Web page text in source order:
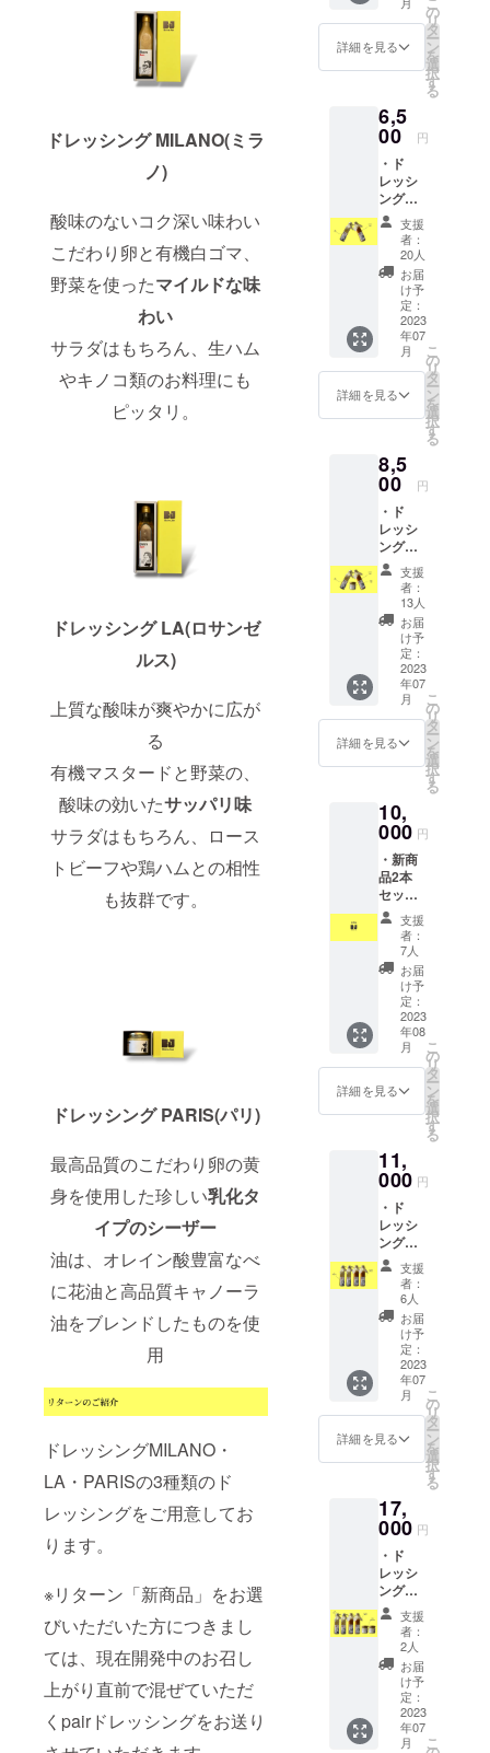
ドレッシング MILANO(ミラ
ノ)
酸味のないコク深い味わい
こだわり卵と有機白ゴマ、
野菜を使ったマイルドな味
わい
サラダはもちろん、生ハム
やキノコ類のお料理にも
ピッタリ。
ドレッシング LA(ロサンゼ
ルス)
上質な酸味が爽やかに広が
る
有機マスタードと野菜の、
酸味の効いたサッパリ味
サラダはもちろん、ロース
トビーフや鶏ハムとの相性
も抜群です。
ドレッシング PARIS(パリ)
最高品質のこだわり卵の黄
身を使用した珍しい乳化タ
イプのシーザー
油は、オレイン酸豊富なべ
に花油と高品質キャノーラ
油をブレンドしたものを使
用
ドレッシングMILANO・
LA・PARISの3種類のド
レッシングをご用意してお
ります。
※リターン「新商品」をお選
びいただいた方につきまし
ては、現在開発中のお召し
上がり直前で混ぜていただ
くpairドレッシングをお送り
・お礼
のお手
紙
※※※※※※
※※※※※※
※※ ★お
子様に
も大人
気★ド
レッシ
ング
MILAN
※※※※※※
※※※※※※
※※※※※※
のない
コク深
い味わ
い こだ
わり卵
菜を
使った
マイル
ドな味
わい。
サラダ
はもち
ろん、
生ハム
やキノ
コ類の
お料理
にも
ピッタ
リ。
〈原材
料名〉
ん、有
機ご
ま、
卵、白
こしょ
う、に
んに
く、和
風だし
(かつお
ぶし、
こんぶ)
(国内製
造)、還
元水あ
つおぶ
しエキ
キス、
酵母エ
キス、
有機大
豆(国産)
(遺伝子
組み換
え大豆
ではな
い)、有
機小麦
(国産)、
食塩、
食用な
たね油
造)、食
用サフ
オレ
イック)
〈保存
方法〉
【要冷
蔵】
10℃以
下で保
存して
くださ
味期限
＞ 製造
日より
詳細を見る
の
リ
タ
ー
ン
を
選
択
す
る
6,5
00 円
・ド
レッシ
ング
MILAN
O(260g)
・ド
レッシ
ング
LA(270
g) ・送
料込み
・お礼
のお手
紙
※※※※※※
※※※※※※
※※ ★お
子様に
も大人
気★ド
レッシ
ング
MILAN
※※※※※※
※※※※※※
※※※※※※
のない
コク深
い味わ
い こだ
わり卵
菜を
使った
マイル
ドな味
わい。
サラダ
はもち
ろん、
生ハム
やキノ
コ類の
お料理
にも
ピッタ
リ。
〈原材
料名〉
ん、有
機ご
卵、白
こしょ
う、に
んに
く、和
風だし
(かつお
ぶし、
こんぶ)
(国内製
造)、還
元水あ
つおぶ
しエキ
キス、
酵母エ
キス、
有機大
豆(国産)
(遺伝子
組み換
え大豆
ではな
い)、有
機小麦
(国産)、
食塩、
食用な
支援
者：
20人
お届
け予
定：
2023
年07
月
詳細を見る
こ
の
リ
タ
ー
ン
を
選
択
す
る
8,5
00 円
・ド
レッシ
ング
MILAN
O(260g)
・ド
レッシ
ング
LA(270
g) ・ド
レッシ
ング
PARIS(
120g)
・送料
込み ・
お手紙
※※※※※※
※※※※※※
※※※※※※
※※ ド
レッシ
ング
MILAN
※※※※※※
※※※※※※
※※※※※※
のない
コク深
い味わ
い こだ
マ、野
菜を
使った
マイル
ドな味
わい。
サラダ
はもち
ろん、
生ハム
やキノ
コ類の
お料理
にも
ピッタ
リ。
〈保存
10℃以
下で保
くださ
い ＜賞
味期限
＞ 製造
日より
4〜5週
間程度
〈内容
量〉
260g
※※※※※※
支援
者：
13人
お届
け予
定：
2023
年07
月
詳細を見る
こ
の
リ
タ
ー
ン
を
選
択
す
る
10,
000 円
・新商
品2本
セット
・送料
込み ・
お礼の
お手紙
※※※※※※
※※※※※※
※※※※※※
※※ ド
レッシ
ング
Bistro
Jun
※※※※※※
※※※※※※
※※
支援
者：
7人
お届
け予
定：
2023
年08
月
詳細を見る
こ
の
リ
タ
ー
ン
を
選
択
す
る
11,
000 円
・ド
レッシ
ング
MILAN
O(260g)
×2本 ・
ドレッ
シング
LA(270
g)×2本
・送料
込み ・
お礼の
お手紙
※※※※※※
※※※※※※
※※ ★お
子様に
も大人
気★ド
レッシ
ング
MILAN
※※※※※※
※※※※※※
※※※※※※
のない
コク深
支援
者：
6人
お届
け予
定：
2023
年07
月
詳細を見る
こ
の
リ
タ
ー
ン
を
選
択
す
る
17,
000 円
・ド
レッシ
ング
MILAN
O(260g)
×2本 ・
ドレッ
シング
LA(270
g)×2本
・ド
レッシ
支援
者：
2人
お届
け予
定：
2023
年07
月
こ